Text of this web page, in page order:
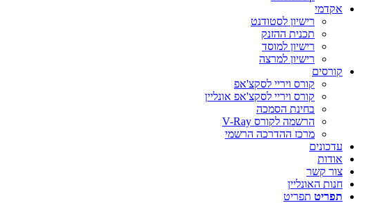
אקדמי
רישיון לסטודנט
תכנית ההזנק
רישיון למוסד
רישיון למרצה
קורסים
קורס ויריי לסקצ'אפ
קורס ויריי לסקצ'אפ אונליין
בחינת הסמכה
הרשמה לקורס V-Ray
מרכז ההדרכה הרשמי
עדכונים
אודות
צור קשר
חנות האונליין
תפריט תפריט